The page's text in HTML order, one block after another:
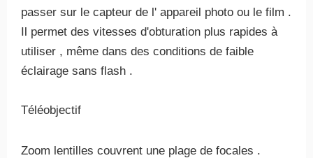
passer sur le capteur de l' appareil photo ou le film .
Il permet des vitesses d'obturation plus rapides à
utiliser , même dans des conditions de faible
éclairage sans flash .
Téléobjectif
Zoom lentilles couvrent une plage de focales .